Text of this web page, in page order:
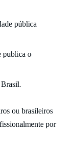
pública
publica o
ou brasileiros
por